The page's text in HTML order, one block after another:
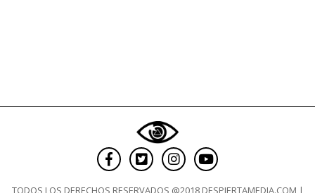
TODOS LOS DERECHOS RESERVADOS @2018 DESPIERTAMEDIA.COM |